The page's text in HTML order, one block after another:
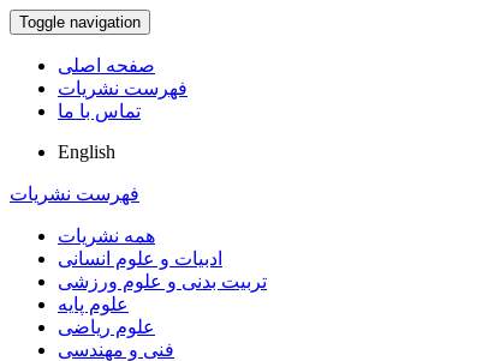
Toggle navigation
صفحه اصلی
فهرست نشریات
تماس با ما
English
فهرست نشریات
همه نشریات
ادبیات و علوم انسانی
تربیت بدنی و علوم ورزشی
علوم پایه
علوم ریاضی
فنی و مهندسی